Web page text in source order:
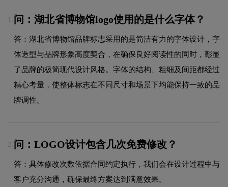
问：湖北省博物馆logo使用的是什么字体？
答：湖北省博物馆品牌标志采用的是简洁有力的字体设计，字
体造型与品牌形象高度契合，在确保良好阅读性的同时，彰显
了品牌的极简现代设计风格。字体的结构、粗细及间距都经过
精心考量，使整体标志在不同尺寸和场景下均能保持一致的品
牌调性。
2. 问：LOGO设计包含几次免费修改？
答：具体修改次数依据合同约定执行，我们会在设计过程中与
客户充分沟通，确保最终方案达到满意效果。